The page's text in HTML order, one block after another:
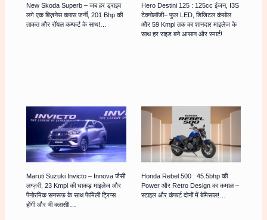
New Skoda Superb – जब हर ड्राइव
लगे एक बिज़नेस क्लास जर्नी, 201 Bhp की
ताकत और रॉयल कम्फर्ट के साथ!…
Hero Destini 125 : 125cc इंजन, I3S
टेक्नोलॉजी– फुल LED, डिजिटल कंसोल
और 59 Kmpl तक का शानदार माइलेज के
साथ हर राइड बने आसान और स्मार्ट!
Maruti Suzuki Invicto – Innova जैसी
लग्ज़री, 23 Kmpl की धाकड़ माइलेज और
पैनोरमिक सनरूफ के साथ फैमिली ट्रिप्स
होंगी और भी क्लासी!…
Honda Rebel 500 : 45.5bhp की
Power और Retro Design का कमाल –
स्टाइल और कंफर्ट दोनों में बेमिसाल!…